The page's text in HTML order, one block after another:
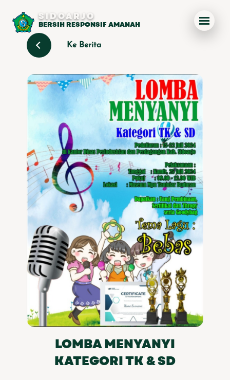
SIDOARJO
BERSIH RESPONSIF AMANAH
Ke Berita
LOMBA MENYANYI
KATEGORI TK & SD